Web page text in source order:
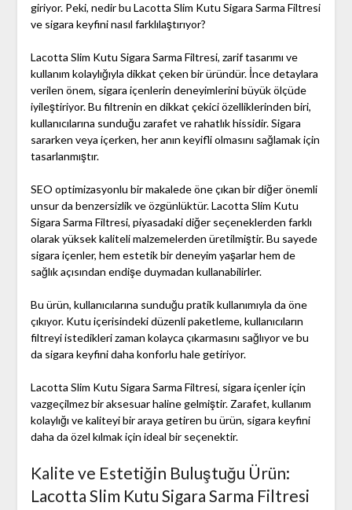
giriyor. Peki, nedir bu Lacotta Slim Kutu Sigara Sarma Filtresi
ve sigara keyfini nasıl farklılaştırıyor?
Lacotta Slim Kutu Sigara Sarma Filtresi, zarif tasarımı ve
kullanım kolaylığıyla dikkat çeken bir üründür. İnce detaylara
verilen önem, sigara içenlerin deneyimlerini büyük ölçüde
iyileştiriyor. Bu filtrenin en dikkat çekici özelliklerinden biri,
kullanıcılarına sunduğu zarafet ve rahatlık hissidir. Sigara
sararken veya içerken, her anın keyifli olmasını sağlamak için
tasarlanmıştır.
SEO optimizasyonlu bir makalede öne çıkan bir diğer önemli
unsur da benzersizlik ve özgünlüktür. Lacotta Slim Kutu
Sigara Sarma Filtresi, piyasadaki diğer seçeneklerden farklı
olarak yüksek kaliteli malzemelerden üretilmiştir. Bu sayede
sigara içenler, hem estetik bir deneyim yaşarlar hem de
sağlık açısından endişe duymadan kullanabilirler.
Bu ürün, kullanıcılarına sunduğu pratik kullanımıyla da öne
çıkıyor. Kutu içerisindeki düzenli paketleme, kullanıcıların
filtreyi istedikleri zaman kolayca çıkarmasını sağlıyor ve bu
da sigara keyfini daha konforlu hale getiriyor.
Lacotta Slim Kutu Sigara Sarma Filtresi, sigara içenler için
vazgeçilmez bir aksesuar haline gelmiştir. Zarafet, kullanım
kolaylığı ve kaliteyi bir araya getiren bu ürün, sigara keyfini
daha da özel kılmak için ideal bir seçenektir.
Kalite ve Estetiğin Buluştuğu Ürün:
Lacotta Slim Kutu Sigara Sarma Filtresi